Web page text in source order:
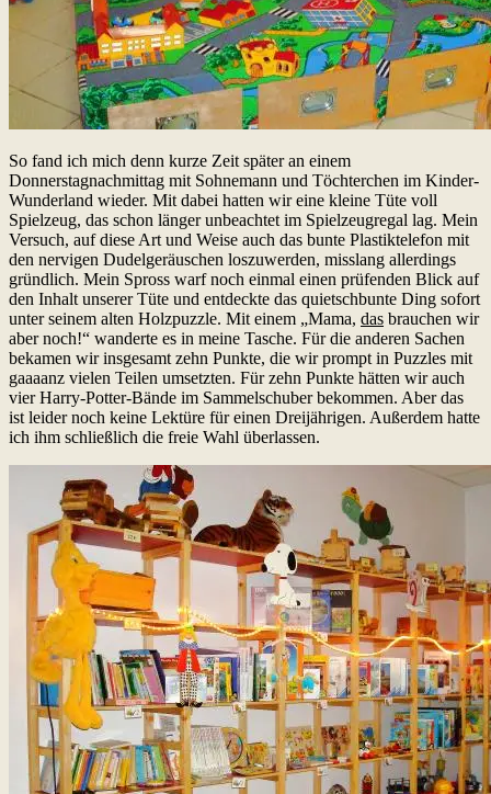
So fand ich mich denn kurze Zeit später an einem
Donnerstagnachmittag mit Sohnemann und Töchterchen im Kinder-
Wunderland wieder. Mit dabei hatten wir eine kleine Tüte voll
Spielzeug, das schon länger unbeachtet im Spielzeugregal lag. Mein
Versuch, auf diese Art und Weise auch das bunte Plastiktelefon mit
den nervigen Dudelgeräuschen loszuwerden, misslang allerdings
gründlich. Mein Spross warf noch einmal einen prüfenden Blick auf
den Inhalt unserer Tüte und entdeckte das quietschbunte Ding sofort
unter seinem alten Holzpuzzle. Mit einem „Mama, das brauchen wir
aber noch!“ wanderte es in meine Tasche. Für die anderen Sachen
bekamen wir insgesamt zehn Punkte, die wir prompt in Puzzles mit
gaaaanz vielen Teilen umsetzten. Für zehn Punkte hätten wir auch
vier Harry-Potter-Bände im Sammelschuber bekommen. Aber das
ist leider noch keine Lektüre für einen Dreijährigen. Außerdem hatte
ich ihm schließlich die freie Wahl überlassen.